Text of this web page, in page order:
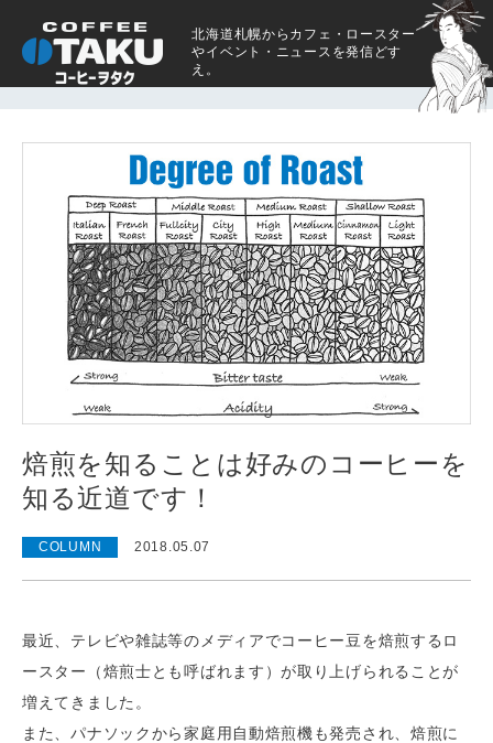
北海道札幌からカフェ・ロースター
やイベント・ニュースを発信どす
え。
焙煎を知ることは好みのコーヒーを
知る近道です！
COLUMN 2018.05.07
最近、テレビや雑誌等のメディアでコーヒー豆を焙煎するロ
ースター（焙煎士とも呼ばれます）が取り上げられることが
増えてきました。
また、パナソックから家庭用自動焙煎機も発売され、焙煎に